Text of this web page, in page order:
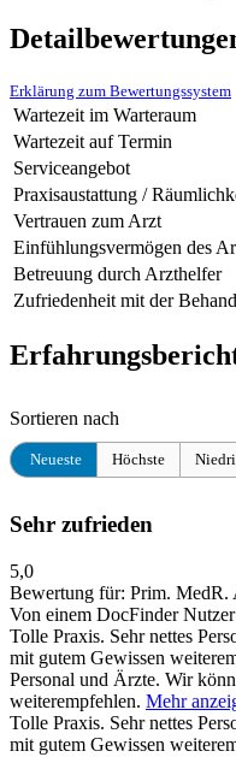
Erklärung zum Bewertungssystem
Wartezeit im Warteraum
Wartezeit auf Termin
Serviceangebot
Praxisaustattung /
Vertrauen zum Arzt
Einfühlungsvermögen des
Betreuung durch Arzthelfer
Zufriedenheit mit der
Sortieren nach
Neueste Höchste
Sehr zufrieden
5,0
Bewertung für: Prim. MedR.
Von einem DocFinder Nutzer
Tolle Praxis. Sehr nettes
mit gutem Gewissen
Personal und Ärzte. Wir
weiterempfehlen. Mehr
Tolle Praxis. Sehr nettes
mit gutem Gewissen